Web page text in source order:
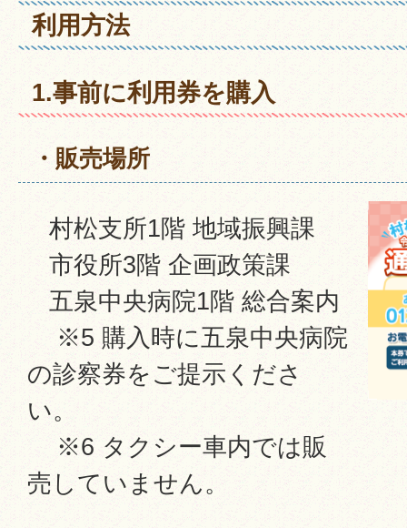
利用方法
1.事前に利用券を購入
・販売場所
村松支所1階 地域振興課
市役所3階 企画政策課
五泉中央病院1階 総合案内
※5 購入時に五泉中央病院
の診察券をご提示くださ
い。
※6 タクシー車内では販
売していません。